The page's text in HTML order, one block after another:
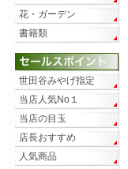
花・ガーデン
書籍類
世田谷みやげ指定
当店人気No１
当店の目玉
店長おすすめ
人気商品